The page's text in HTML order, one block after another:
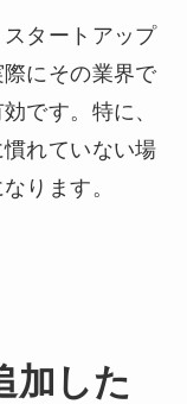
タートアップ
にその業界で
です。特に、
れていない場
ります。
加した